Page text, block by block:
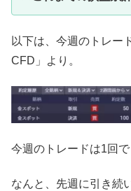
以下は、今週のトレー
CFD」より。
今週のトレードは1回で
なんと、先週に引き続